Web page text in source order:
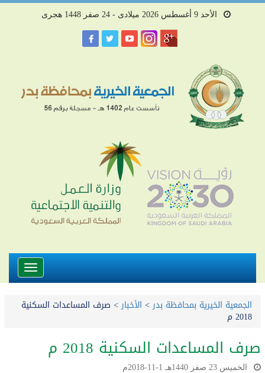
الأحد 9 أغسطس 2026 ميلادى - 24 صفر 1448 هجرى
Toggle
الجمعية الخيرية بمحافظة بدر> الأخبار> صرف المساعدات السكنية
2018 م
صرف المساعدات السكنية 2018 م
الخميس 23 صفر 1440هـ 1-11-2018م